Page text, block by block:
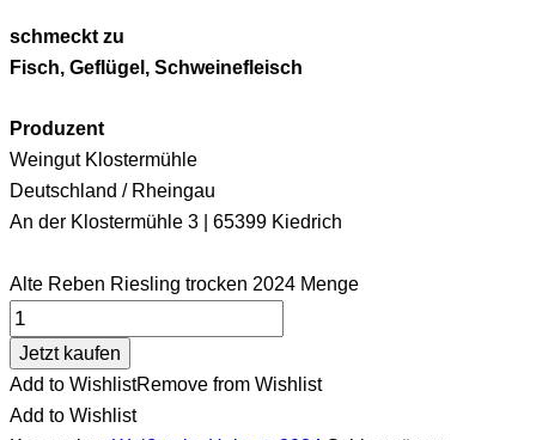
schmeckt zu
Fisch, Geflügel, Schweinefleisch
Produzent
Weingut Klostermühle
Deutschland / Rheingau
An der Klostermühle 3 | 65399 Kiedrich
Alte Reben Riesling trocken 2024 Menge
Jetzt kaufen
Add to WishlistRemove from Wishlist
Add to Wishlist